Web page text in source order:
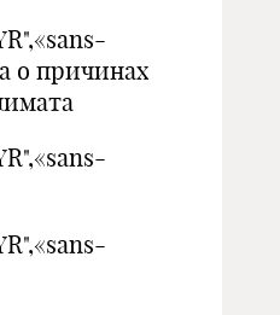
о причинах